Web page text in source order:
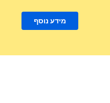
מידע נוסף